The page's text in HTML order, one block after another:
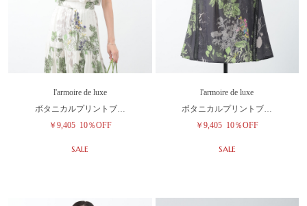
l'armoire de luxe
ボタニカルプリントブ…
￥9,405 10％OFF
SALE
l'armoire de luxe
ボタニカルプリントブ…
￥9,405 10％OFF
SALE